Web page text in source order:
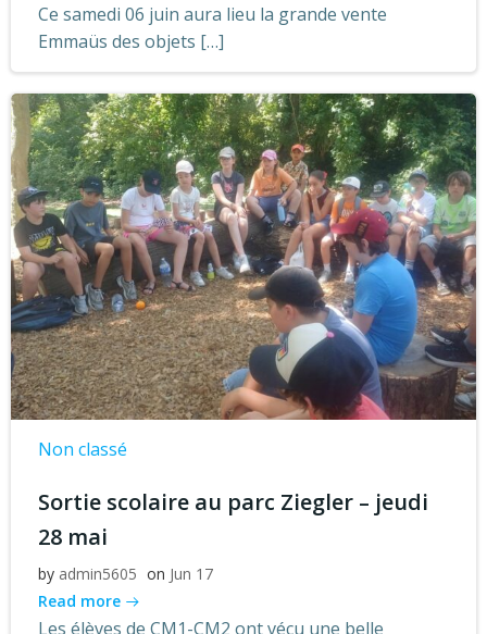
Ce samedi 06 juin aura lieu la grande vente
Emmaüs des objets […]
Non classé
Sortie scolaire au parc Ziegler – jeudi
28 mai
by admin5605 on Jun 17
Read more
Les élèves de CM1-CM2 ont vécu une belle